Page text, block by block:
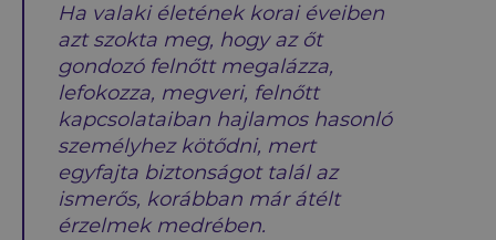
Ha valaki életének korai éveiben
azt szokta meg, hogy az őt
gondozó felnőtt megalázza,
lefokozza, megveri, felnőtt
kapcsolataiban hajlamos hasonló
személyhez kötődni, mert
egyfajta biztonságot talál az
ismerős, korábban már átélt
érzelmek medrében.